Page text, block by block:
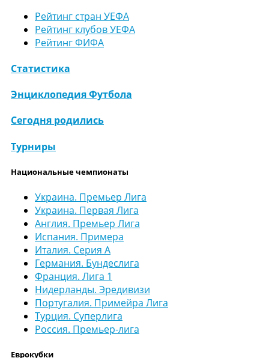
Рейтинг стран УЕФА
Рейтинг клубов УЕФА
Рейтинг ФИФА
Статистика
Энциклопедия Футбола
Сегодня родились
Турниры
Национальные чемпионаты
Украина. Премьер Лига
Украина. Первая Лига
Англия. Премьер Лига
Испания. Примера
Италия. Серия А
Германия. Бундеслига
Франция. Лига 1
Нидерланды. Эредивизи
Португалия. Примейра Лига
Турция. Суперлига
Россия. Премьер-лига
Еврокубки